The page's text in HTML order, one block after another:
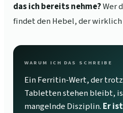
das ich bereits nehme?Wer
findet den Hebel, der
WARUM ICH DAS SCHREIBE
Ein Ferritin-Wert, der
Tabletten stehen bleibt,
mangelnde Disziplin. Er